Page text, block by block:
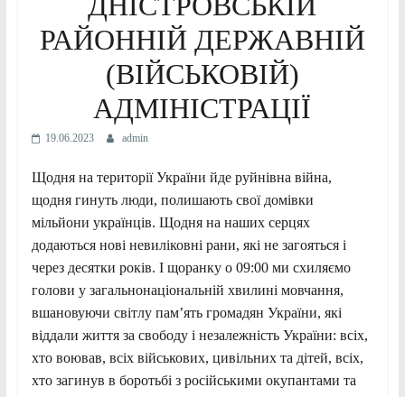
РАЙОННІЙ ДЕРЖАВНІЙ
(ВІЙСЬКОВІЙ)
АДМІНІСТРАЦІЇ
19.06.2023 admin
Щодня на території України йде руйнівна війна,
щодня гинуть люди, полишають свої домівки
мільйони українців. Щодня на наших серцях
додаються нові невиліковні рани, які не загояться і
через десятки років. І щоранку о 09:00 ми схиляємо
голови у загальнонаціональній хвилині мовчання,
вшановуючи світлу пам’ять громадян України, які
віддали життя за свободу і незалежність України: всіх,
хто воював, всіх військових, цивільних та дітей, всіх,
хто загинув в боротьбі з російськими окупантами та